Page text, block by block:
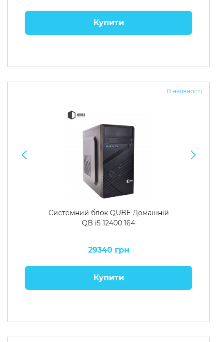
Купити
В наявності
Системний блок QUBE Домашній
QB i5 12400 164
29340 грн
Купити